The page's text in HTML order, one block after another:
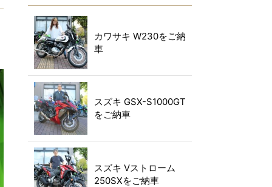
カワサキ W230をご納
車
スズキ GSX-S1000GT
をご納車
スズキ Vストローム
250SXをご納車